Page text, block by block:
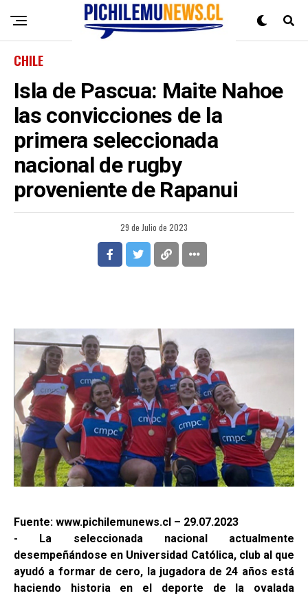
CHILE
Isla de Pascua: Maite Nahoe
las convicciones de la
primera seleccionada
nacional de rugby
proveniente de Rapanui
29 de Julio de 2023
Fuente: www.pichilemunews.cl – 29.07.2023
- La seleccionada nacional actualmente
desempeñándose en Universidad Católica, club al que
ayudó a formar de cero, la jugadora de 24 años está
haciendo historia en el deporte de la ovalada